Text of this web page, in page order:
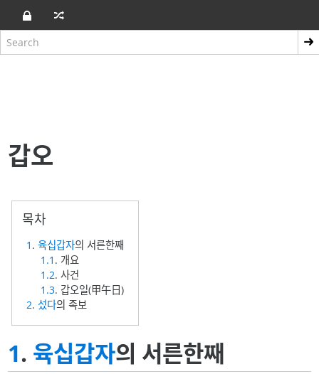
갑오
1 .육십갑자의 서른한째
1.1 . 개요
1.2. 사건
1.3. 갑오일(甲午日)
2. 섰다의 족보
1. 육십갑자의 서른한째